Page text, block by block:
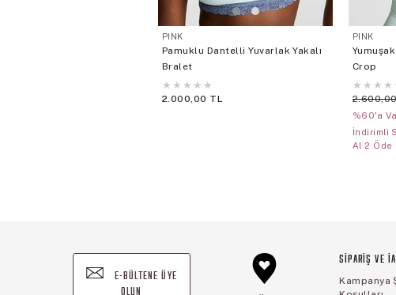
PINK
Pamuklu Dantelli Yuvarlak Yakalı
Bralet
★ ★ ★ ★ ★
2.000,00 TL
PINK
Crop
★ ★ ★ ★
%60'a
İndirimli
Al 2 Öde
E-BÜLTENE ÜYE
OLUN
SİPARİŞ VE
Kampanya